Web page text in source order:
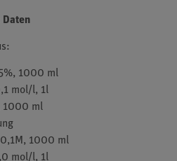
Daten
1000 ml
mol/l, 1l
1000 ml
1000 ml
mol/l, 1l